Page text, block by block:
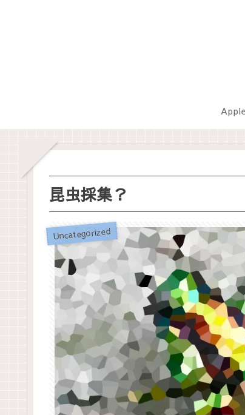
Apple
昆虫採集？
Uncategorized